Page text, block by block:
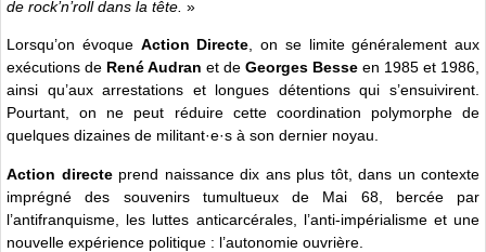
de rock’n’roll dans la tête. »
Lorsqu’on évoque Action Directe, on se limite généralement aux
exécutions de René Audran et de Georges Besse en 1985 et 1986,
ainsi qu’aux arrestations et longues détentions qui s’ensuivirent.
Pourtant, on ne peut réduire cette coordination polymorphe de
quelques dizaines de militant·e·s à son dernier noyau.
Action directeprend naissance dix ans plus tôt, dans un contexte
imprégné des souvenirs tumultueux de Mai 68, bercée par
l’antifranquisme, les luttes anticarcérales, l’anti-impérialisme et une
nouvelle expérience politique : l’autonomie ouvrière.